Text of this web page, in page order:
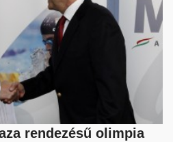
rendezésű olimpia